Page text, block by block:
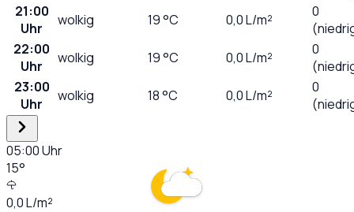
21:00
Uhr
wolkig 19°C 0,0L/m²
0
22:00
Uhr
wolkig 19°C 0,0L/m²
0
23:00
Uhr
wolkig 18°C 0,0L/m²
0
05:00Uhr
15°
0,0L/m²